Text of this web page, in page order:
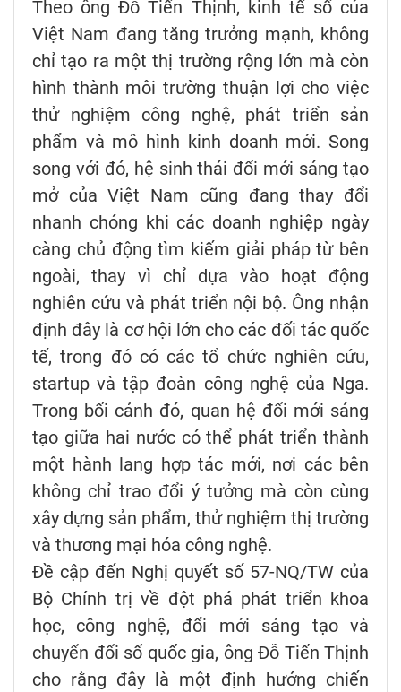
Theo ông Đỗ Tiến Thịnh, kinh tế số của
Việt Nam đang tăng trưởng mạnh, không
chỉ tạo ra một thị trường rộng lớn mà còn
hình thành môi trường thuận lợi cho việc
thử nghiệm công nghệ, phát triển sản
phẩm và mô hình kinh doanh mới. Song
song với đó, hệ sinh thái đổi mới sáng tạo
mở của Việt Nam cũng đang thay đổi
nhanh chóng khi các doanh nghiệp ngày
càng chủ động tìm kiếm giải pháp từ bên
ngoài, thay vì chỉ dựa vào hoạt động
nghiên cứu và phát triển nội bộ. Ông nhận
định đây là cơ hội lớn cho các đối tác quốc
tế, trong đó có các tổ chức nghiên cứu,
startup và tập đoàn công nghệ của Nga.
Trong bối cảnh đó, quan hệ đổi mới sáng
tạo giữa hai nước có thể phát triển thành
một hành lang hợp tác mới, nơi các bên
không chỉ trao đổi ý tưởng mà còn cùng
xây dựng sản phẩm, thử nghiệm thị trường
và thương mại hóa công nghệ.
Đề cập đến Nghị quyết số 57-NQ/TW của
Bộ Chính trị về đột phá phát triển khoa
học, công nghệ, đổi mới sáng tạo và
chuyển đổi số quốc gia, ông Đỗ Tiến Thịnh
cho rằng đây là một định hướng chiến